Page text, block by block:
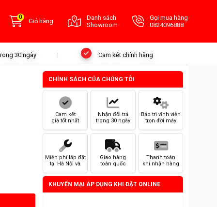
0
Giỏ hàng
Danh sách
Showroom
Gọi mua hàng
0824096888
30 ngày Cam kết chính hãng
CHÍNH SÁCH CỦA CHÚNG TÔI
Cam kết
giá tốt nhất
Nhận đổi trả
trong 30 ngày
Bảo trì vĩnh viễn
trọn đời máy
Miễn phí lắp đặt
tại Hà Nội và
Giao hàng
toàn quốc
Thanh toán
khi nhận hàng
KHUYẾN MẠI ÁP DỤNG KHI ĐẶT ONLINE